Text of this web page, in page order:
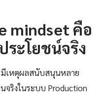
mindset คือ
ะโยชน์จริง
มีเหตุผลสนับสนุนหลาย
จริงในระบบ Production